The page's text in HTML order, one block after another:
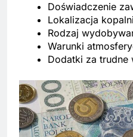
Doświadczenie
Lokalizacja kopalni
Rodzaj
Warunki
Dodatki za trudne